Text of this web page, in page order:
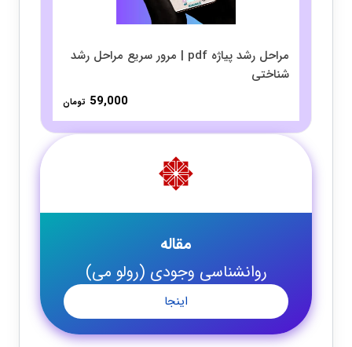
مراحل رشد پیاژه pdf | مرور سریع مراحل رشد
شناختی
59,000 تومان
مقاله
روانشناسی وجودی (رولو می)
اینجا